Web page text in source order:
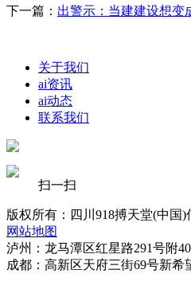
下一篇： 出警示：当建建设想变
关于我们
ai资讯
ai动态
联系我们
扫一扫
版权所有：四川918搏天堂(中国
网站地图
泸州：龙马潭区红星路291号附
成都：高新区天府三街69号新希